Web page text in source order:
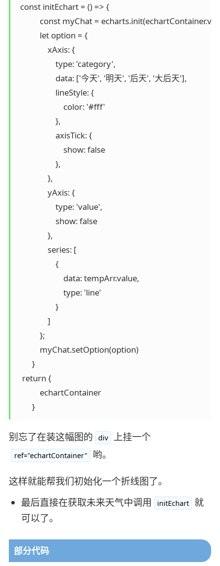
  const initEchart = () => {
const myChat =
            let option = {
                xAxis: {
                    type: 'category',
                    data: ['今天', '明天', '后天', '大后天'],
                    lineStyle: {
                        color: '#fff'
                    },
                    axisTick: {
                        show: false
                    },
                },
                yAxis: {
                    type: 'value',
                    show: false
                },
                series: [
                    {
                        data: tempArr.value,
                        type: 'line'
                    }
                ]
            };
            myChat.setOption(option)
        }
   return {
            echartContainer
        }
别忘了在装这幅图的 div 上挂一个
ref="echartContainer" 哟。
这样就能帮我们初始化一个折线图了。
最后直接在获取未来天气中调用
initEchart
就
可以了。
部分代码